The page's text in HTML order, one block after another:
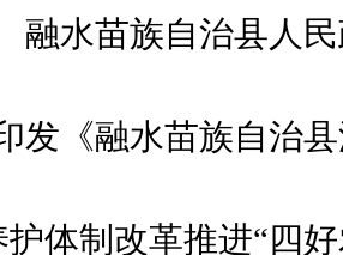
融水苗族自治县人
发《融水苗族自治县
护体制改革推进“四